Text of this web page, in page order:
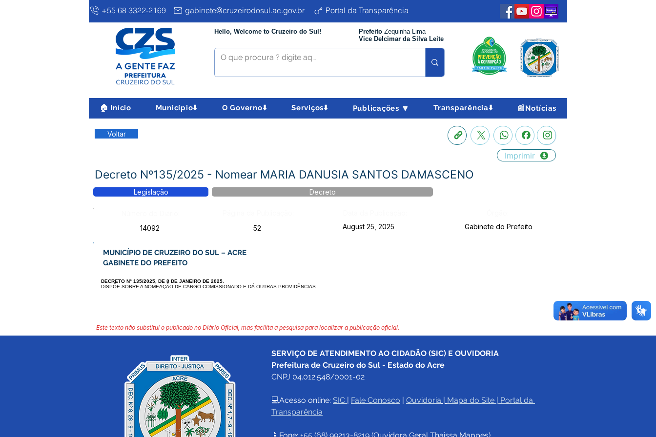
+55 68 3322-2169 gabinete@cruzeirodosul.ac.gov.br Portal da Transparência
Hello, Welcome to Cruzeiro do Sul! Prefeito Zequinha Lima
Vice Delcimar da Silva Leite
🏠 Início Município⬇️ O Governo⬇️ Serviços⬇️ Publicações 🔽 Transparência⬇️ 📰Notícias
Voltar
Imprimir
Decreto Nº135/2025 - Nomear MARIA DANUSIA SANTOS DAMASCENO
Legislação Decreto
14092
52 August 25, 2025 Gabinete do Prefeito
MUNICÍPIO DE CRUZEIRO DO SUL – ACRE
GABINETE DO PREFEITO
DECRETO N° 135/2025, DE 8 DE JANEIRO DE 2025.
DISPÕE SOBRE A NOMEAÇÃO DE CARGO COMISSIONADO E DÁ OUTRAS PROVIDÊNCIAS.
Este texto não substitui o publicado no Diário Oficial, mas facilita a pesquisa para localizar a publicação oficial.
SERVIÇO DE ATENDIMENTO AO CIDADÃO (SIC) E OUVIDORIA
Prefeitura de Cruzeiro do Sul - Estado do Acre
CNPJ 04.012.548/0001-02
💻Acesso online: SIC | Fale Conosco | Ouvidoria | Mapa do Site | Portal da
Transparência